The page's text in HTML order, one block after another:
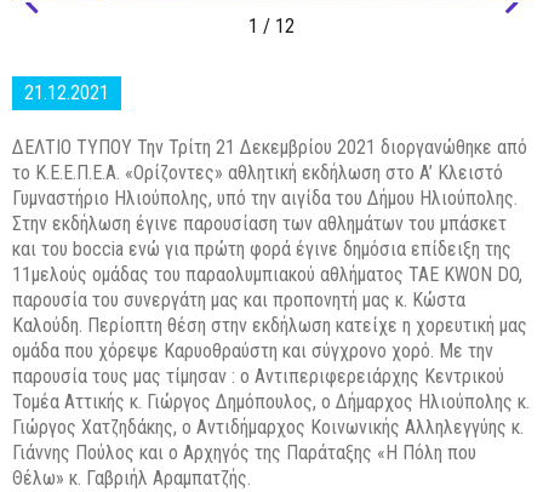
1 / 12
21.12.2021
ΔΕΛΤΙΟ ΤΥΠΟΥ Την Τρίτη 21 Δεκεμβρίου 2021 διοργανώθηκε από
το Κ.Ε.Ε.Π.Ε.Α. «Ορίζοντες» αθλητική εκδήλωση στο A’ Κλειστό
Γυμναστήριο Ηλιούπολης, υπό την αιγίδα του Δήμου Ηλιούπολης.
Στην εκδήλωση έγινε παρουσίαση των αθλημάτων του μπάσκετ
και του boccia ενώ για πρώτη φορά έγινε δημόσια επίδειξη της
11μελούς ομάδας του παραολυμπιακού αθλήματος TAE KWON DO,
παρουσία του συνεργάτη μας και προπονητή μας κ. Κώστα
Καλούδη. Περίοπτη θέση στην εκδήλωση κατείχε η χορευτική μας
ομάδα που χόρεψε Καρυοθραύστη και σύγχρονο χορό. Με την
παρουσία τους μας τίμησαν : ο Αντιπεριφερειάρχης Κεντρικού
Τομέα Αττικής κ. Γιώργος Δημόπουλος, ο Δήμαρχος Ηλιούπολης κ.
Γιώργος Χατζηδάκης, ο Αντιδήμαρχος Κοινωνικής Αλληλεγγύης κ.
Γιάννης Πούλος και ο Αρχηγός της Παράταξης «Η Πόλη που
Θέλω» κ. Γαβριήλ Αραμπατζής.